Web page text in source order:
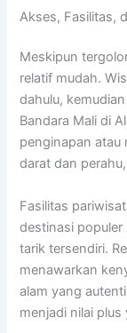
Akses, Fasilitas,
Meskipun
relatif mudah.
dahulu,
Bandara Mali di
penginapan atau
darat dan
Fasilitas
destinasi populer
tarik tersendiri.
menawarkan
alam yang
menjadi nilai